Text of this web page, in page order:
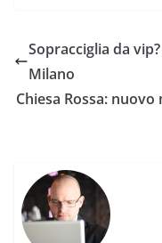
Sopracciglia da
Milano
Chiesa Rossa: